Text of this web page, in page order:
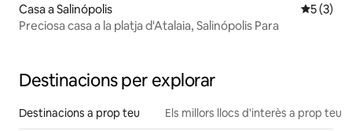
Casa a Salinópolis 5 de
5 (3)
Preciosa casa a la platja d'Atalaia, Salinópolis Para
Destinacions per explorar
Destinacions a prop teu Els millors llocs d'interès a prop teu